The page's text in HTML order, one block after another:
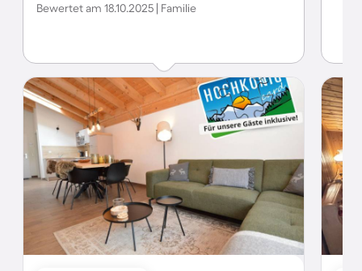
Bewertet am 18.10.2025 | Familie